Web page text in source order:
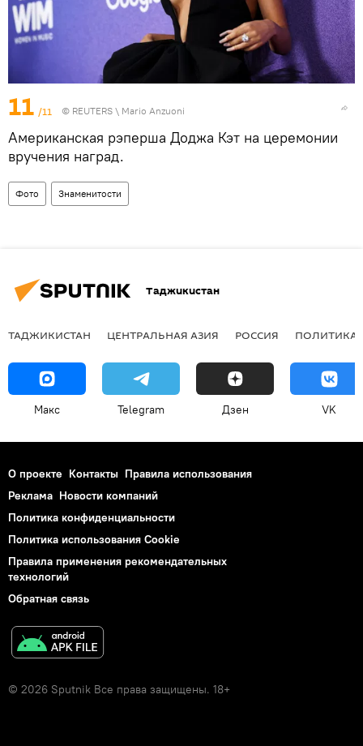
11 /11 © REUTERS \ Mario Anzuoni
Американская рэперша Доджа Кэт на церемонии
вручения наград.
Фото Знаменитости
Таджикистан
ТАДЖИКИСТАН ЦЕНТРАЛЬНАЯ АЗИЯ РОССИЯ ПОЛИТИКА
Макс Telegram Дзен VK
О проекте Контакты Правила использования
Реклама Новости компаний
Политика конфиденциальности
Политика использования Cookie
Правила применения рекомендательных
технологий
Обратная связь
© 2026 Sputnik Все права защищены. 18+